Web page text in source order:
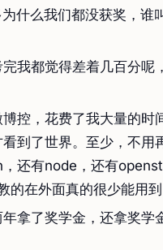
什么我们都没获奖，谁
我都觉得差着几百分呢
控，花费了我大量的时
到了世界。至少，不用
还有node，还有
的在外面真的很少能用到
拿了奖学金，还拿奖学